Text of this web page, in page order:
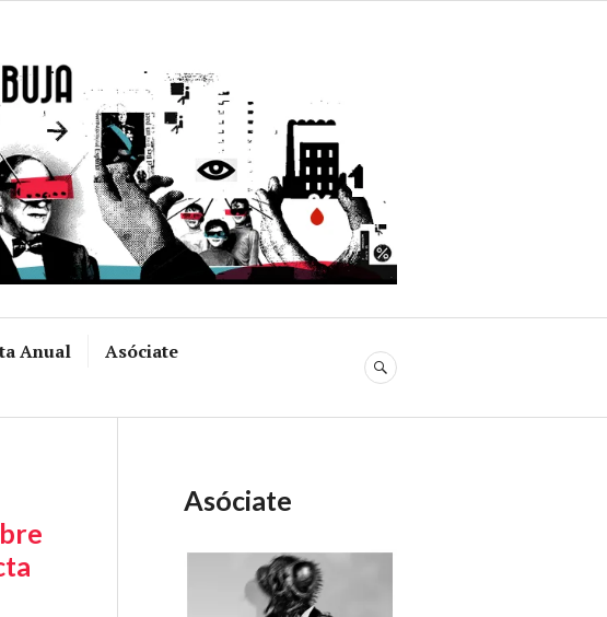
Anual
Asóciate
BUSCAR
Asóciate